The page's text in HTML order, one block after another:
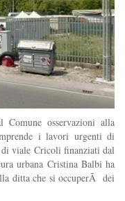
osservazioni alla
i lavori urgenti di
di viale Cricoli finanziati dal
urbana Cristina Balbi ha
ditta che si occuperÃ dei